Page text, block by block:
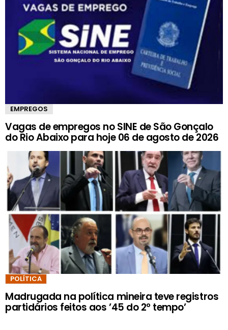
EMPREGOS
Vagas de empregos no SINE de São Gonçalo
do Rio Abaixo para hoje 06 de agosto de 2026
POLÍTICA
Madrugada na política mineira teve registros
partidários feitos aos ’45 do 2º tempo’